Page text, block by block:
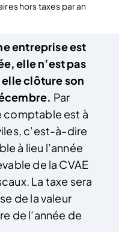
hors taxes par an
entreprise est
elle n’est pas
elle clôture son
Par
comptable est à
c’est-à-dire
à lieu l’année
de la CVAE
La taxe sera
de la valeur
de l’année de